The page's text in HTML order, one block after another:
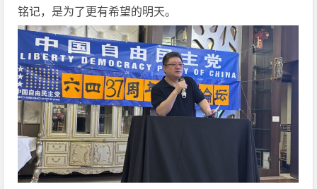
铭记，是为了更有希望的明天。